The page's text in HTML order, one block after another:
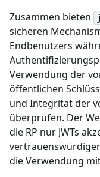
Zusammen bieten
sicheren
Endbenutzers
Verwendung der
öffentlichen
und Integrität der
überprüfen. Der
die RP nur JWTs
die Verwendung